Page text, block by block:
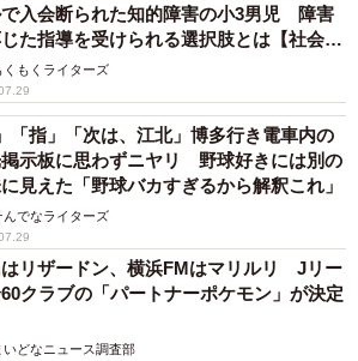
１０エリアにいるサポーターが「ハッピー・ジ
踊る動画のポスト
ハッピー・ジャムジャム」がファジ
されるのは、岡山市の教育大手企業
サーデー。J2時代からの恒例イベント
ビーと重なり“J1初披露”となった。
入会断られた知的障害の小3男児 障害
た指導を受けられる選択肢とは【社会福
解説】
くもくライターズ
「指」「次は、江北」博多行き電車内の
示板に思わずニヤリ 野球好きには別の
見えた「野球バカすぎるから解釈これ」
んでなライターズ
はリザードン、横浜FMはマリルリ Jリー
クラブの「パートナーポケモン」が決定
いどなニュース調査部